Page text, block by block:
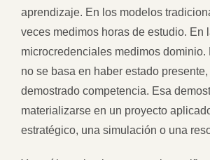
aprendizaje. En los modelos
veces medimos horas de estudio. En
microcredenciales medimos dominio.
no se basa en haber estado
demostrado competencia. Esa
materializarse en un proyecto
estratégico, una simulación o una